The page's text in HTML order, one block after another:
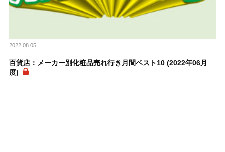
2022.08.05
百貨店：メーカー別化粧品売れ行き月間ベスト10 (2022年06月
度)